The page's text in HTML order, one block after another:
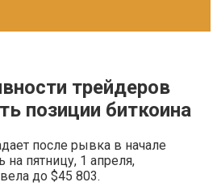
трейдеров
позиции биткоина
после рывка в начале
пятницу, 1 апреля,
до $45 803.